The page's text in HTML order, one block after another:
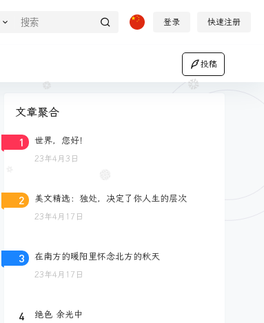
登录 快速注册
投稿
文章聚合
1 世界，您好！
23年4月3日
2 美文精选：独处，决定了你人生的层次
23年4月17日
3 在南方的暖阳里怀念北方的秋天
23年4月17日
4 绝色 余光中